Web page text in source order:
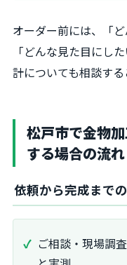
オーダー前には、「
「どんな見た目にし
計についても相談する
松戸市で金物
する場合の流れ
依頼から完成まで
ご相談・現場調